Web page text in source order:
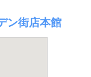
ン街店本館